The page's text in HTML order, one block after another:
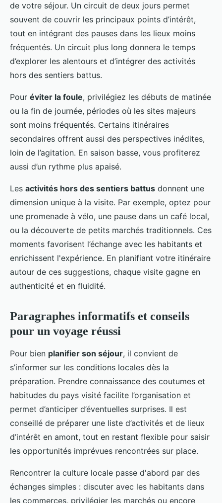
de votre séjour. Un circuit de deux jours permet
souvent de couvrir les principaux points d’intérêt,
tout en intégrant des pauses dans les lieux moins
fréquentés. Un circuit plus long donnera le temps
d’explorer les alentours et d’intégrer des activités
hors des sentiers battus.
Pour éviter la foule, privilégiez les débuts de matinée
ou la fin de journée, périodes où les sites majeurs
sont moins fréquentés. Certains itinéraires
secondaires offrent aussi des perspectives inédites,
loin de l’agitation. En saison basse, vous profiterez
aussi d’un rythme plus apaisé.
Les activités hors des sentiers battus donnent une
dimension unique à la visite. Par exemple, optez pour
une promenade à vélo, une pause dans un café local,
ou la découverte de petits marchés traditionnels. Ces
moments favorisent l’échange avec les habitants et
enrichissent l'expérience. En planifiant votre itinéraire
autour de ces suggestions, chaque visite gagne en
authenticité et en fluidité.
Paragraphes informatifs et conseils
pour un voyage réussi
Pour bien planifier son séjour, il convient de
s’informer sur les conditions locales dès la
préparation. Prendre connaissance des coutumes et
habitudes du pays visité facilite l’organisation et
permet d’anticiper d’éventuelles surprises. Il est
conseillé de préparer une liste d’activités et de lieux
d’intérêt en amont, tout en restant flexible pour saisir
les opportunités imprévues rencontrées sur place.
Rencontrer la culture locale passe d'abord par des
échanges simples : discuter avec les habitants dans
les commerces, privilégier les marchés ou encore